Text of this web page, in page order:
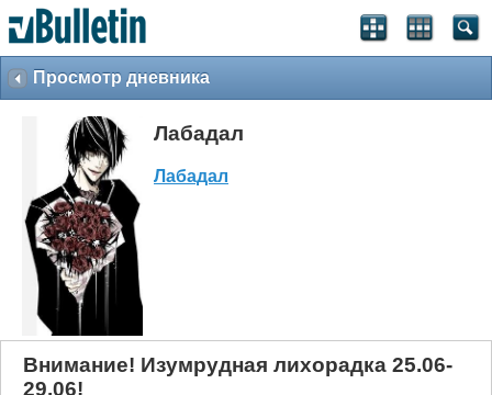
Просмотр дневника
Лабадал
Лабадал
Внимание! Изумрудная лихорадка 25.06-
29.06!